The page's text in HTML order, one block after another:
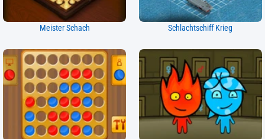
Meister Schach Schlachtschiff Krieg